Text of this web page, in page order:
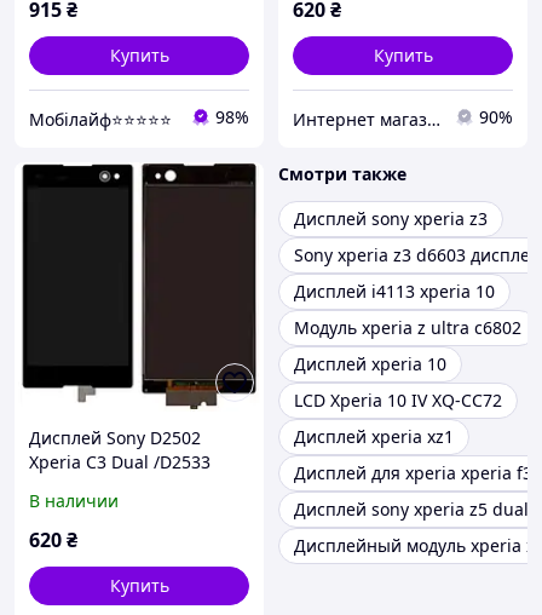
915₴
Купить
Мобілайф⭐️⭐️⭐️⭐️⭐️ 98%
620₴
Купить
Интернет магазин Srtelefon.prom.ua 90%
Дисплей Sony D2502
Xperia C3 Dual /D2533
В наличии
620₴
Купить
Смотри также
Дисплей sony xperia z3
Sony xperia z3 d6603 дисплей
Дисплей i4113 xperia 10
Модуль xperia z ultra c6802
Дисплей xperia 10
LCD Xperia 10 IV XQ-CC72
Дисплей xperia xz1
Дисплей для xperia xperia
Дисплей sony xperia z5 dual
Дисплейный модуль xperia